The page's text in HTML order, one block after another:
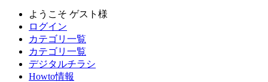
ようこそ ゲスト様
ログイン
カテゴリ一覧
カテゴリ一覧
デジタルチラシ
Howto情報